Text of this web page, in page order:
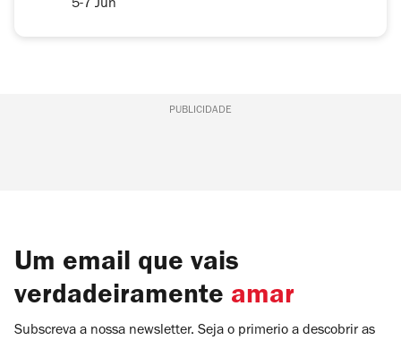
5-7 Jun
PUBLICIDADE
Um email que vais
verdadeiramente amar
Subscreva a nossa newsletter. Seja o primerio a descobrir as